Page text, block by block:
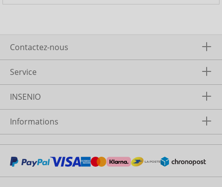
Contactez-nous
Service
INSENIO
Informations